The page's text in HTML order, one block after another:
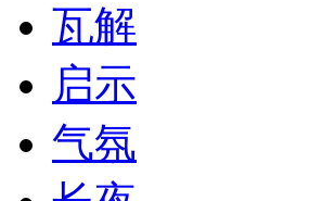
瓦解
启示
气氛